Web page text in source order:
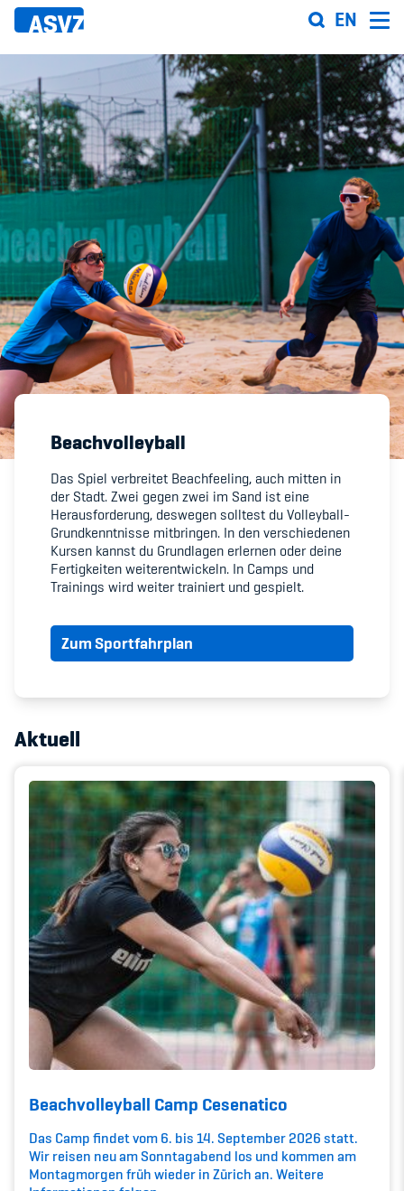
Direkt
zum
EN
Sportfahrplan
Sportarten
Sportanlagen
Events
ASVZ@home
Member's Manual / FAQ
Fairplay
Teilnahmeberechtigung
Academy
Blog
Diversität & Inklusion
Infomails
Kinderbetreuung
Krankenversicherung
Schwangerschaft & Sport
Spitzensport & Studium
Organisation
Team
Offene Stellen
Beachvolleyball
Das Spiel verbreitet Beachfeeling, auch mitten in
der Stadt. Zwei gegen zwei im Sand ist eine
Herausforderung, deswegen solltest du Volleyball-
Grundkenntnisse mitbringen. In den verschiedenen
Kursen kannst du Grundlagen erlernen oder deine
Fertigkeiten weiterentwickeln. In Camps und
Trainings wird weiter trainiert und gespielt.
Zum Sportfahrplan
Aktuell
Beachvolleyball Camp Cesenatico
Das Camp findet vom 6. bis 14. September 2026 statt.
Wir reisen neu am Sonntagabend los und kommen am
Montagmorgen früh wieder in Zürich an. Weitere